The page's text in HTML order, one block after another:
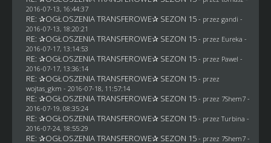
2016-07-13, 16:44:37
RE: ✰OGŁOSZENIA TRANSFEROWE✰ SEZON 15 - przez gandi -
2016-07-13, 18:20:21
RE: ✰OGŁOSZENIA TRANSFEROWE✰ SEZON 15 - przez Eureka -
2016-07-17, 13:14:53
RE: ✰OGŁOSZENIA TRANSFEROWE✰ SEZON 15 - przez Pawel -
2016-07-17, 13:36:14
RE: ✰OGŁOSZENIA TRANSFEROWE✰ SEZON 15 - przez
wojtas_gkm - 2016-07-18, 11:57:14
RE: ✰OGŁOSZENIA TRANSFEROWE✰ SEZON 15 - przez 7Shem7-
2016-07-19, 08:35:24
RE: ✰OGŁOSZENIA TRANSFEROWE✰ SEZON 15 - przez Turbina -
2016-07-24, 18:55:29
RE: ✰OGŁOSZENIA TRANSFEROWE✰ SEZON 15 - przez 7Shem7-